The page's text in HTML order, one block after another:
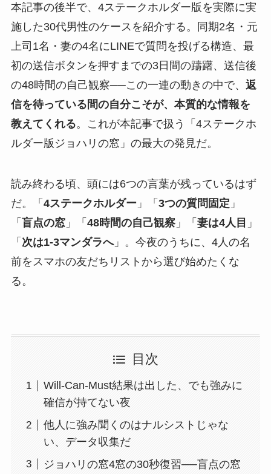
本記事の後半で、4ステークホルダー版を実際に実
施した30代男性のケースを紹介する。同期2名・元
上司1名・妻の4名にLINEで質問を投げる構造、最
初の送信ボタンを押すまでの3日間の躊躇、送信後
の48時間の自己観察──この一連の動きの中で、 返
信を待っている間の自分こそが、本質的な情報を
教えてくれる。これが本記事で扱う「4ステークホ
ルダー版ジョハリの窓」の最大の発見だ。
読み終わる頃、頭には6つの言葉が残っているはず
だ。「 4ステークホルダー」「 3つの質問固定 」
「 盲点の窓」「 48時間の自己観察」「 妻は4人目 」
「 次は1-3マンダラへ」。今夜のうちに、4人の名
前をスマホの友だちリストから選び始めたくな
る。
目次
Will-Can-Must結果は出した、でも強みに
確信が持てない夜
他人に強み聞くのはナルシストじゃな
い、データ収集だ
ジョハリの窓4窓の30秒復習──盲点の窓